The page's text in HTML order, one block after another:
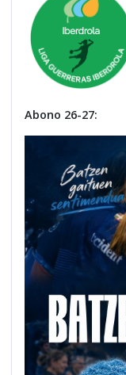
Abono 26-27: